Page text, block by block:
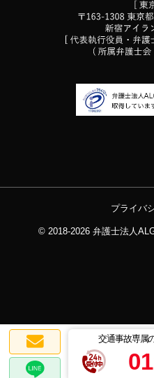
交通事故専属
プライバ
© 2018-2026 弁護士法人